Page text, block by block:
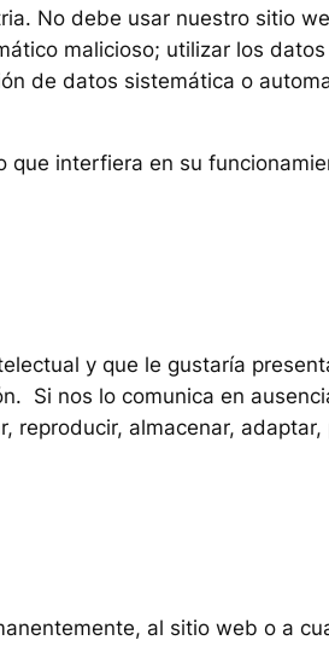
No debe usar nuestro sitio
malicioso; utilizar los
de datos sistemática o
interfiera en su
y que le gustaría
Si nos lo comunica en
reproducir, almacenar,
al sitio web o a